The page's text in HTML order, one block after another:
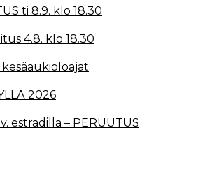
ti 8.9. klo 18.30
4.8. klo 18.30
2026
estradilla – PERUUTUS